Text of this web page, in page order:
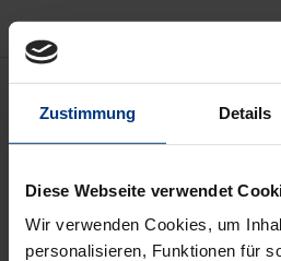
Zustimmung Details
Diese Webseite verwendet
Wir verwenden Cookies, um
personalisieren, Funktionen für
Beschreibung
Die Leistungserbringer im
in vielerlei Hinsicht
Krankenversicherungsträgern
dabei häufig im Wettbewerb